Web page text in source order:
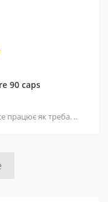
90 caps
працює як треба. ..